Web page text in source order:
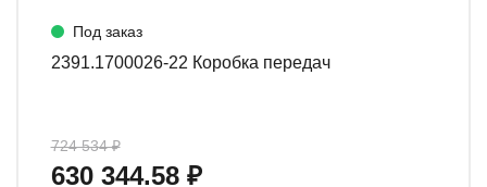
Под заказ
2391.1700026-22 Коробка передач
724 534 ₽
630 344.58 ₽